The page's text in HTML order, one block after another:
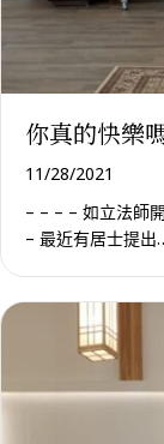
你真的快樂
11/28/2021
– – – – 如立法師
– 最近有居士提出